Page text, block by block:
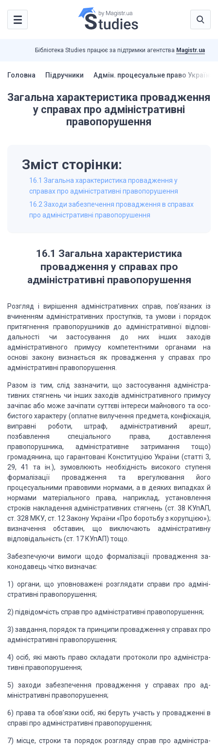
Бібліотека Studies працює за підтримки агентства Magistr.ua
Головна Підручники Адмін. процесуальне право
Загальна характеристика провадження
у справах про адміністративні
правопорушення
Зміст сторінки:
16.1 Загальна характеристика провадження у
справах про адміністративні правопорушення
16.2 Заходи забезпечення провадження в справах
про адміністративні правопорушення
16.1 Загальна характеристика
провадження у справах про
адміністративні правопорушення
Розгляд і вирішення адміністративних справ, пов’язаних із
вчиненням адміністративних проступків, та умови і порядок
притягнення правопорушників до адміністративної відпові­
дальності чи застосування до них інших заходів
адміністратив­ного примусу компетентними органами на
основі закону ви­знається як провадження у справах про
адміністративні право­порушення.
Разом із тим, слід зазначити, що застосування адміністра­
тивних стягнень чи інших заходів адміністративного примусу
зачіпає або може зачіпати суттєві інтереси майнового та осо­
бистого характеру (оплатне вилучення предмета, конфіскація,
виправні роботи, штраф, адміністративний арешт,
позбавлення спеціального права, доставлення
правопорушника, адміністра­тивне затримання тощо)
громадянина, що гарантовані Консти­туцією України (статті 3,
29, 41 та ін.), зумовлюють необхід­ність високого ступеня
формалізації провадження та врегулю­вання його
процесуальними правовими нормами, а в деяких випадках й
нормами матеріального права, наприклад, установ­лення
строків накладення адміністративних стягнень (ст. 38 КУпАП,
ст. 328 МКУ, ст. 12 Закону України «Про боротьбу з корупцією»);
визначення обставин, що виключають адміністра­тивну
відповідальність (ст. 17 КУпАП) тощо.
Забезпечуючи вимоги щодо формалізації провадження за­
конодавець чітко визначає:
1) органи, що уповноважені розглядати справи про адміні­
стративні правопорушення;
2) підвідомчість справ про адміністративні правопорушення;
3) завдання, порядок та принципи провадження у справах про
адміністративні правопорушення;
4) осіб, які мають право складати протоколи про адміністра­
тивні правопорушення;
5) заходи забезпечення провадження у справах про ад­
міністративні правопорушення;
6) права та обов’язки осіб, які беруть участь у провадженні в
справі про адміністративні правопорушення;
7) місце, строки та порядокрозгляду справ про адміністра­